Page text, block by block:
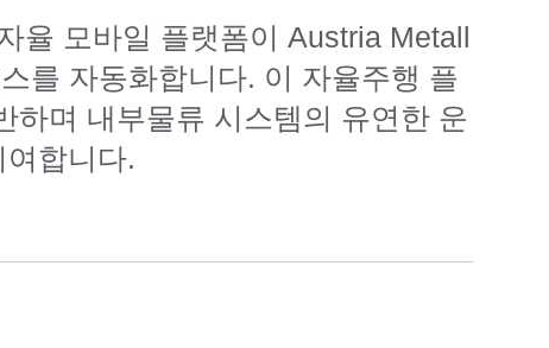
율 모바일 플랫폼이 Austria Metall
를 자동화합니다. 이 자율주행 플
하며 내부물류 시스템의 유연한 운
여합니다.